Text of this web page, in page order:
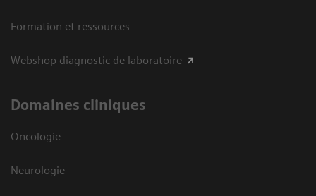
Formation et ressources
Webshop diagnostic de laboratoire
Domaines cliniques
Oncologie
Neurologie